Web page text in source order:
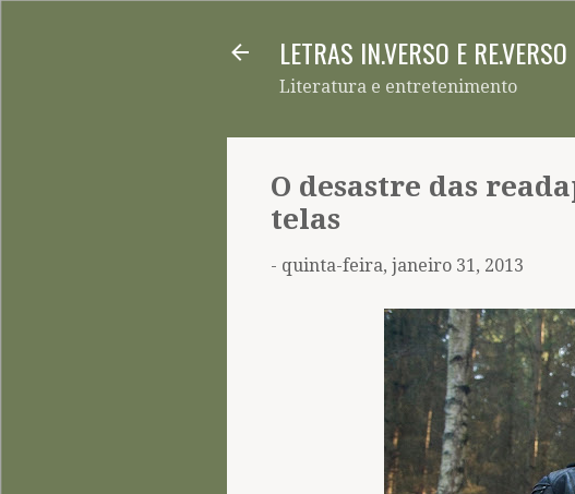
LETRAS IN.VERSO E RE.VERSO
Literatura e entretenimento
O desastre das
telas
- quinta-feira, janeiro 31, 2013